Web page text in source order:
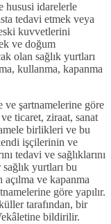
hususi idarelerle
tedavi etmek veya
kuvvetlerini
ve doğum
olan sağlık yurtları
kullanma, kapanma
ve şartnamelerine göre
ticaret, ziraat, sanat
birlikleri ve bu
işçilerinin ve
tedavi ve sağlıklarını
yurtları bu
ve kapanma
göre yapılır.
tarafından, bir
bildirilir.